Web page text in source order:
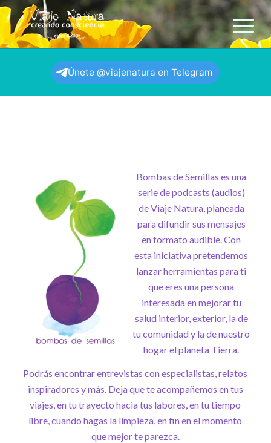
Únete @viajenatura en Telegram
Bombas de Semillas es una
serie de podcasts (audios)
de Viaje Natura, planeada
para difundir sus mensajes
en formato audible. Con
esta iniciativa pretendemos
lanzar herramientas para ti
que eres una persona
interesada en mejorar tu
salud interior, exterior, la de
tu comunidad y la de nuestro
hogar el planeta Tierra.
Podrás encontrar entrevistas con especialistas, relatos
inspiradores y más. Deja que te acompañemos en tus
viajes, en tu trayecto hacia tus labores, en tu tiempo
libre, cuando hagas la limpieza, en fin en el momento
que mejor te parezca.